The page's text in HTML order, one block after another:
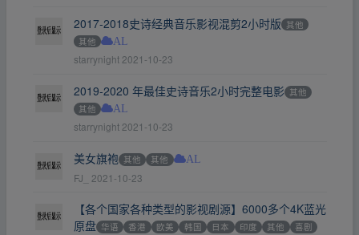
2017-2018史诗经典音乐影视混剪2小时版 其他
其他
AL
starrynight 2021-10-23
2019-2020 年最佳史诗音乐2小时完整电影 其他
其他
AL
starrynight 2021-10-23
美女旗袍 其他 其他 AL
FJ_ 2021-10-23
【各个国家各种类型的影视剧源】6000多个4K蓝光
原盘 华语 香港 欧美 韩国 日本 印度 其他
喜剧